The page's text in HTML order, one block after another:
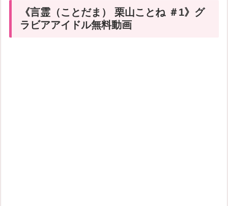
《言霊（ことだま） 栗山ことね ＃1》グ
ラビアアイドル無料動画